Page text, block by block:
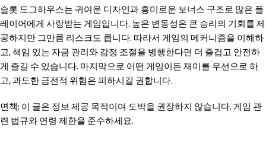
슬롯 도그하우스는 귀여운 디자인과 흥미로운 보너스 구조로 많은 플
레이어에게 사랑받는 게임입니다. 높은 변동성은 큰 승리의 기회를 제
공하지만 그만큼 리스크도 큽니다. 따라서 게임의 메커니즘을 이해하
고, 책임 있는 자금 관리와 감정 조절을 병행한다면 더 즐겁고 안전하
게 즐길 수 있습니다. 마지막으로 어떤 게임이든 재미를 우선으로 하
고, 과도한 금전적 위험은 피하시길 권합니다.
면책: 이 글은 정보 제공 목적이며 도박을 권장하지 않습니다. 게임 관
련 법규와 연령 제한을 준수하세요.